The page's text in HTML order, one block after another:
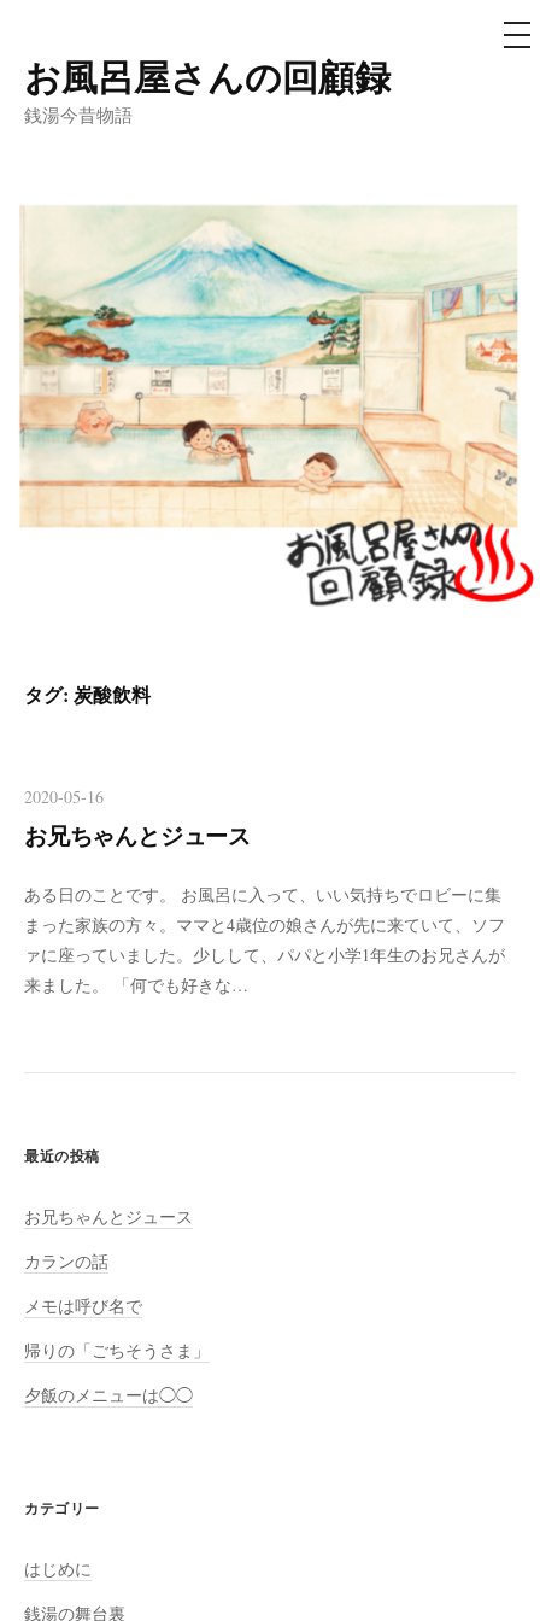
コ
ン
ツ
キ
ッ
プ
お風呂屋さんの回顧録
銭湯今昔物語
メ
ニ
タグ: 炭酸飲料
2020-05-16
お兄ちゃんとジュース
ある日のことです。 お風呂に入って、いい気持ちでロビーに集
まった家族の方々。ママと4歳位の娘さんが先に来ていて、ソフ
ァに座っていました。少しして、パパと小学1年生のお兄さんが
来ました。 「何でも好きな…
最近の投稿
お兄ちゃんとジュース
カランの話
メモは呼び名で
帰りの「ごちそうさま」
夕飯のメニューは◯◯
カテゴリー
はじめに
銭湯の舞台裏